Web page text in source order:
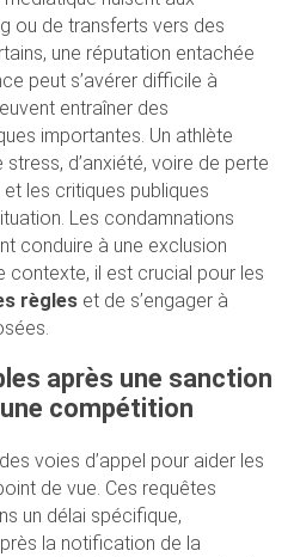
ou de transferts vers des
une réputation entachée
peut s’avérer difficile à
entraîner des
importantes. Un athlète
d’anxiété, voire de perte
les critiques publiques
Les condamnations
conduire à une exclusion
contexte, il est crucial pour les
règleset de s’engager à
après une sanction
compétition
voies d’appel pour aider les
de vue. Ces requêtes
un délai spécifique,
la notification de la